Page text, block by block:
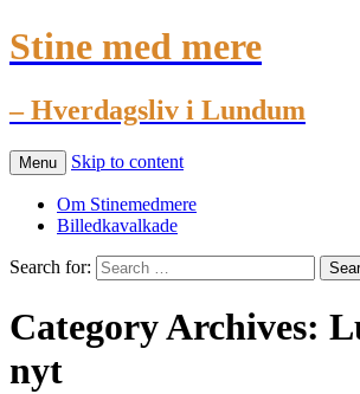
Stine med mere
– Hverdagsliv i Lundum
Menu Skip to content
Om Stinemedmere
Billedkavalkade
Search for:
Category Archives:
nyt